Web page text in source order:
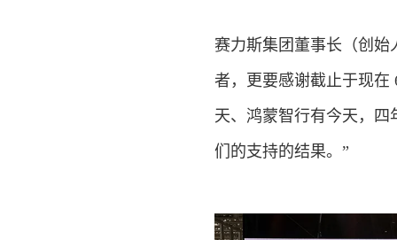
赛力斯集团董事长（创始
者，更要感谢截止于现在
天、鸿蒙智行有今天，
们的支持的结果。”